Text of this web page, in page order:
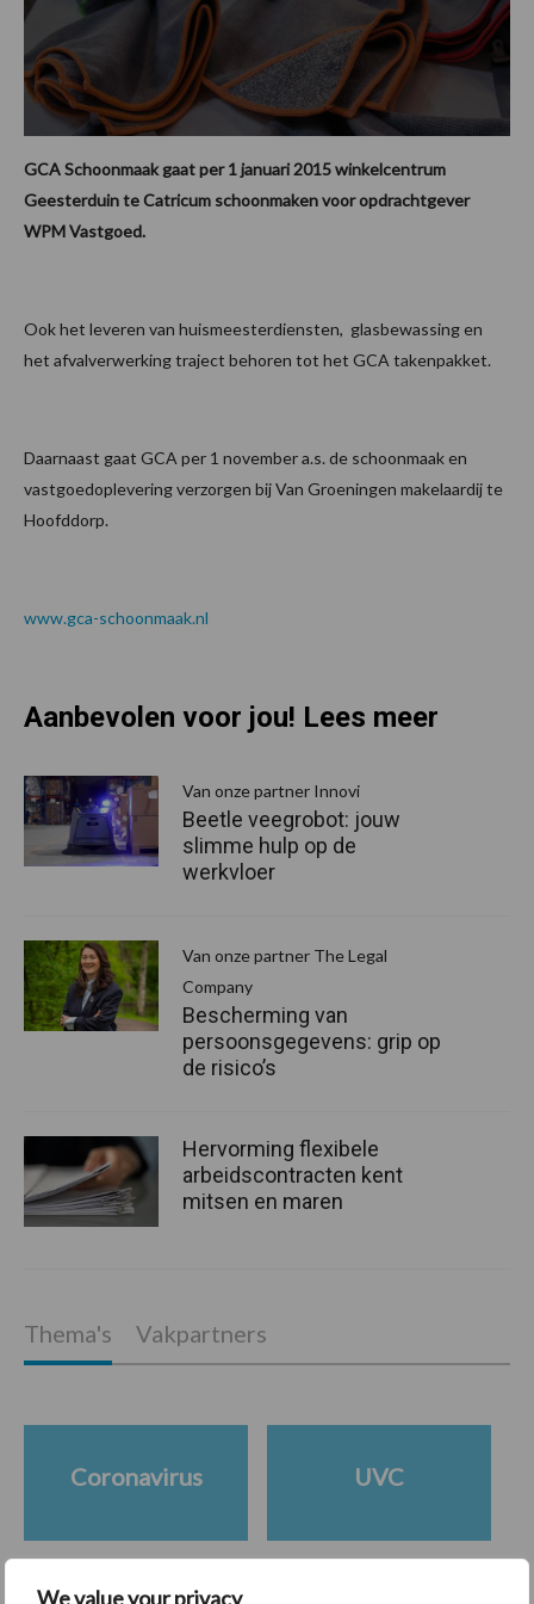
We value your privacy
GCA Schoonmaak gaat per 1 januari 2015 winkelcentrum
Geesterduin te Catricum schoonmaken voor opdrachtgever
WPM Vastgoed.
Ook het leveren van huismeesterdiensten, glasbewassing en
het afvalverwerking traject behoren tot het GCA takenpakket.
Daarnaast gaat GCA per 1 november a.s. de schoonmaak en
vastgoedoplevering verzorgen bij Van Groeningen makelaardij te
Hoofddorp.
www.gca-schoonmaak.nl
Aanbevolen voor jou! Lees meer
Van onze partner Innovi
Beetle veegrobot: jouw
slimme hulp op de
werkvloer
Van onze partner The Legal
Company
Bescherming van
persoonsgegevens: grip op
de risico’s
Hervorming flexibele
arbeidscontracten kent
mitsen en maren
Thema's Vakpartners
Coronavirus UVC